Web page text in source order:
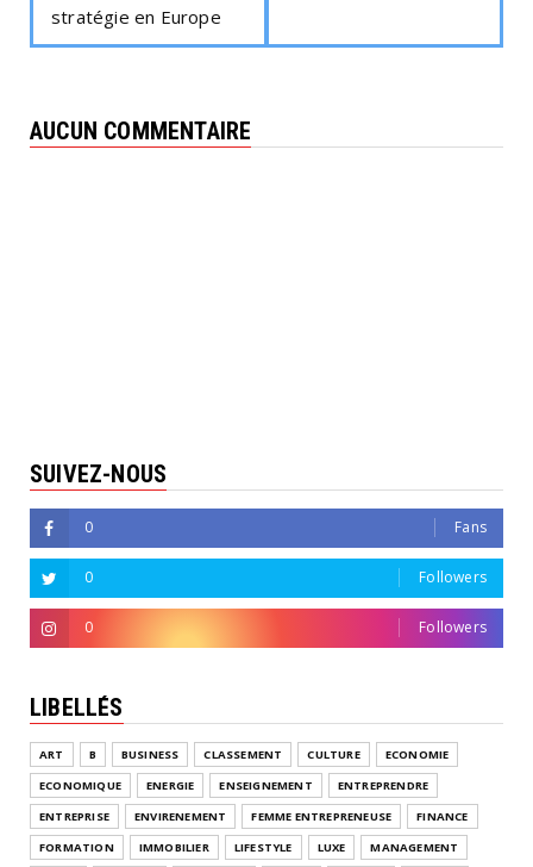
stratégie en Europe
AUCUN COMMENTAIRE
SUIVEZ-NOUS
0 Fans
0 Followers
0 Followers
LIBELLÉS
ART B BUSINESS CLASSEMENT CULTURE
ECONOMIE
ECONOMIQUE
ENERGIE ENSEIGNEMENT
ENTREPRENDRE
ENTREPRISE
ENVIRENEMENT FEMME ENTREPRENEUSE
FINANCE
FORMATION
IMMOBILIER LIFESTYLE LUXE
MANAGEMENT